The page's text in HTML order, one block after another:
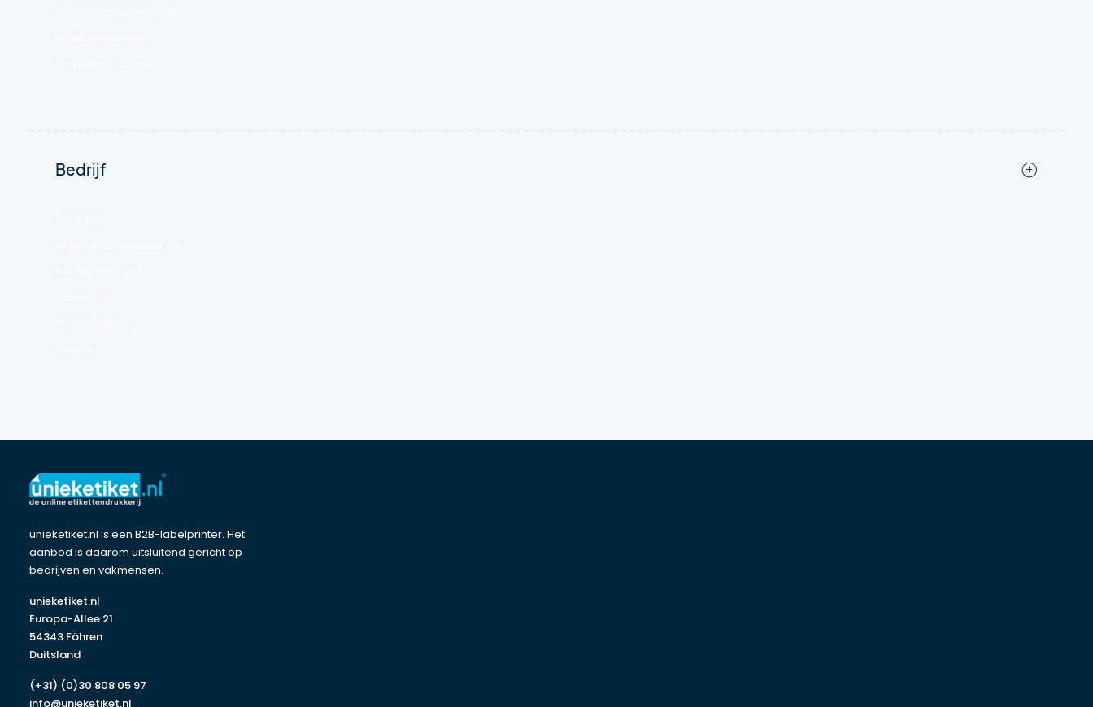
Bedrijf
unieketiket.nl is een B2B-labelprinter. Het
aanbod is daarom uitsluitend gericht op
bedrijven en vakmensen.
unieketiket.nl
Europa-Allee 21
54343 Föhren
Duitsland
(+31) (0)30 808 05 97
info@unieketiket.nl